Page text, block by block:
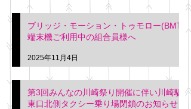
ブリッジ・モーション・トゥモロー(BMT)
端末機ご利用中の組合員様へ
2025年11月4日
第3回みんなの川崎祭り開催に伴い川崎駅
東口北側タクシー乗り場閉鎖のお知らせ